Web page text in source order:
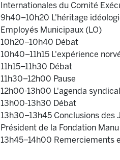
Internationales du Comité
9h40–10h20 L'héritage
Employés Municipaux (LO)
10h20–10h40 Débat
10h40–11h15 L'expérience
11h15–11h30 Débat
11h30–12h00 Pause
12h00-13h00 L'agenda
13h00-13h30 Débat
13h30–13h45 Conclusions des
Président de la Fondation
13h45–14h00 Remerciements